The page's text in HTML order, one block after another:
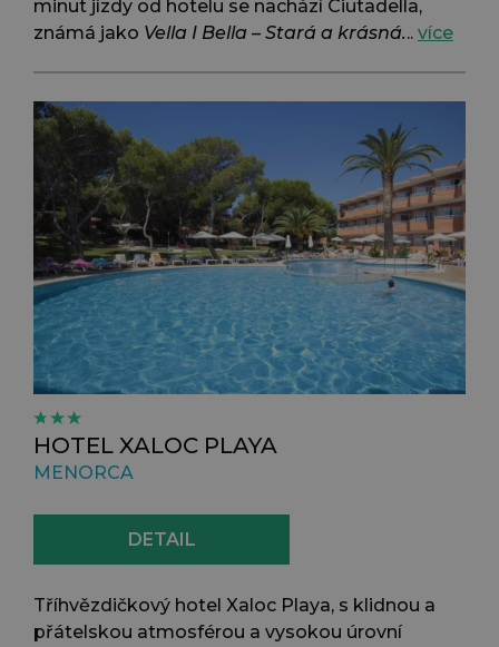
minut jízdy od hotelu se nachází Ciutadella,
známá jako Vella I Bella – Stará a krásná... více
HOTEL XALOC PLAYA
MENORCA
DETAIL
Tříhvězdičkový hotel Xaloc Playa, s klidnou a
přátelskou atmosférou a vysokou úrovní